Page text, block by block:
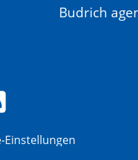
Budrich
Einstellungen